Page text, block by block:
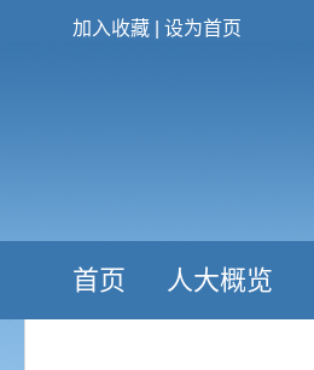
加入收藏 设为首页
首页 人大概览